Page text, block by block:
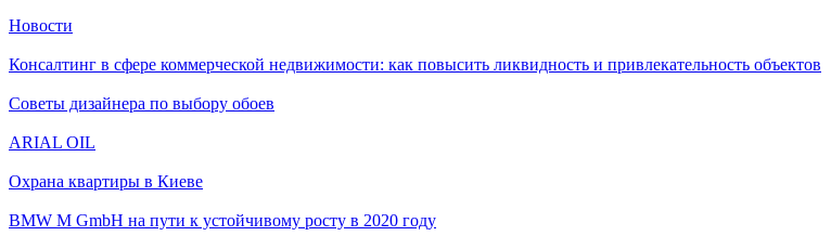
Новости
Консалтинг в сфере коммерческой недвижимости: как повысить ликвидность и привлекательность объектов
Советы дизайнера по выбору обоев
ARIAL OIL
Охрана квартиры в Киеве
BMW M GmbH на пути к устойчивому росту в 2020 году